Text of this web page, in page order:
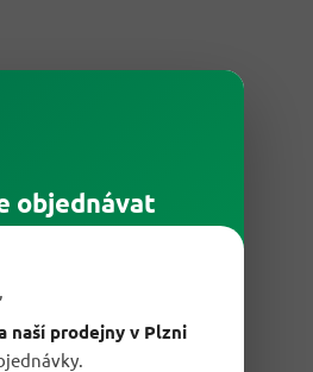
objednávat
naší prodejny v Plzni